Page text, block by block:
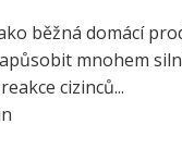
běžná domácí
mnohem
cizinců...